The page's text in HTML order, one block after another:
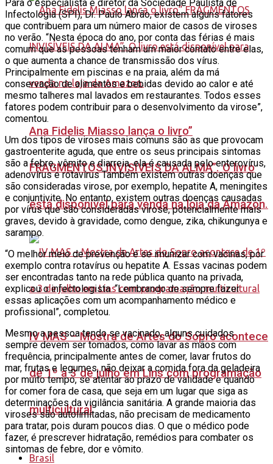
Ana Fidelis Miasso lança o livro”
FRAGMENTOS INVISÍVEIS DA ALMA”. O livro
está disponível para venda na loja da Amazon.
IV MAS – Mostra de Artes do Sopro acontece
de 1º a 3 de julho em Lins com programação
multicultural
Brasil
Para o especialista e diretor da Sociedade Paulista de
Infectologia (SPI), Dr. Paulo Abrão, existem alguns fatores
que contribuem para um número maior de casos de viroses
no verão. “Nesta época do ano, por conta das férias é mais
comum que as pessoas tenham um maior contato entre elas,
o que aumenta a chance de transmissão dos vírus.
Principalmente em piscinas e na praia, além da má
conservação de alimentos e bebidas devido ao calor e até
mesmo talheres mal lavados em restaurantes. Todos esses
fatores podem contribuir para o desenvolvimento da virose”,
comentou.
Um dos tipos de viroses mais comuns são as que provocam
gastroenterite aguda, que entre os seus principais sintomas
são a febre, vômito e diarreia, ela é causada pelo enterovírus,
adenovírus e rotavírus Também existem outras doenças que
são consideradas virose, por exemplo, hepatite A, meningites
e conjuntivite. No entanto, existem outras doenças causadas
por vírus que são consideradas virose, potencialmente mais
graves, devido à gravidade, como dengue, zika, chikungunya e
sarampo.
“O melhor meio de prevenção é se imunizar com vacinas, por
exemplo contra rotavírus ou hepatite A. Essas vacinas podem
ser encontradas tanto na rede pública quanto na privada,
explicou o infectologista. “Lembrando de sempre fazer
essas aplicações com um acompanhamento médico e
profissional”, completou.
Mesmo a pessoa tendo se vacinado, alguns cuidados
sempre devem ser tomados, como lavar as mãos com
frequência, principalmente antes de comer, lavar frutos do
mar, frutas e legumes, não deixar a comida fora da geladeira
por muito tempo, se atentar ao prazo de validade e quando
for comer fora de casa, que seja em um lugar que siga as
determinações da vigilância sanitária. A grande maioria das
viroses são autolimitadas, não precisam de medicamento
para tratar, pois duram poucos dias. O que o médico pode
fazer, é prescrever hidratação, remédios para combater os
sintomas de febre, dor e vômito.